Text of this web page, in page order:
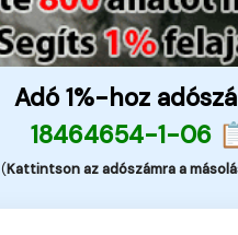
Adó 1%-hoz
18464654-1-06
(Kattintson az adószámra a